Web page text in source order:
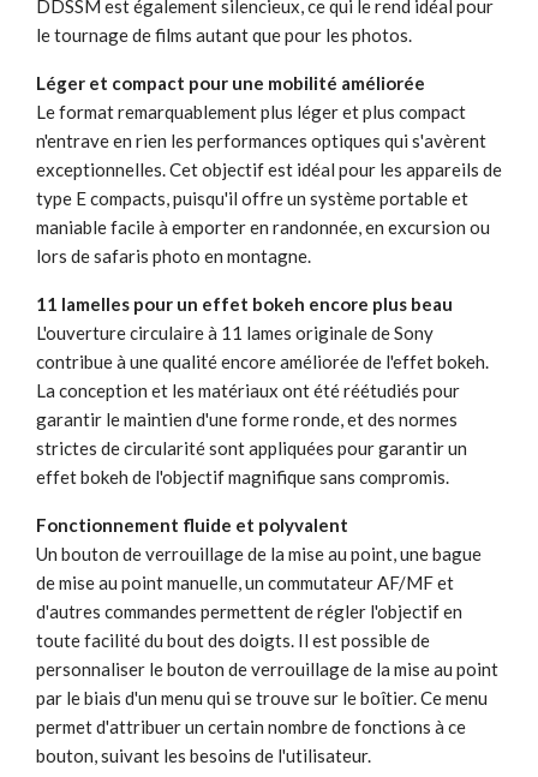
DDSSM est également silencieux, ce qui le rend idéal pour
le tournage de films autant que pour les photos.
Léger et compact pour une mobilité améliorée
Le format remarquablement plus léger et plus compact
n'entrave en rien les performances optiques qui s'avèrent
exceptionnelles. Cet objectif est idéal pour les appareils de
type E compacts, puisqu'il offre un système portable et
maniable facile à emporter en randonnée, en excursion ou
lors de safaris photo en montagne.
11 lamelles pour un effet bokeh encore plus beau
L'ouverture circulaire à 11 lames originale de Sony
contribue à une qualité encore améliorée de l'effet bokeh.
La conception et les matériaux ont été réétudiés pour
garantir le maintien d'une forme ronde, et des normes
strictes de circularité sont appliquées pour garantir un
effet bokeh de l'objectif magnifique sans compromis.
Fonctionnement fluide et polyvalent
Un bouton de verrouillage de la mise au point, une bague
de mise au point manuelle, un commutateur AF/MF et
d'autres commandes permettent de régler l'objectif en
toute facilité du bout des doigts. Il est possible de
personnaliser le bouton de verrouillage de la mise au point
par le biais d'un menu qui se trouve sur le boîtier. Ce menu
permet d'attribuer un certain nombre de fonctions à ce
bouton, suivant les besoins de l'utilisateur.